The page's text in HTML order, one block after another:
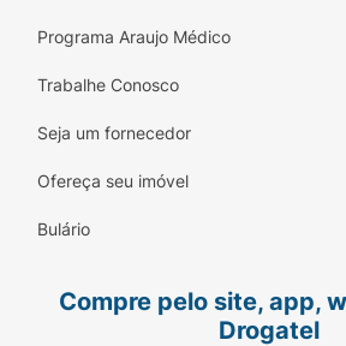
Programa Araujo Médico
Trabalhe Conosco
Seja um fornecedor
Ofereça seu imóvel
Bulário
Compre pelo site, app,
Drogatel